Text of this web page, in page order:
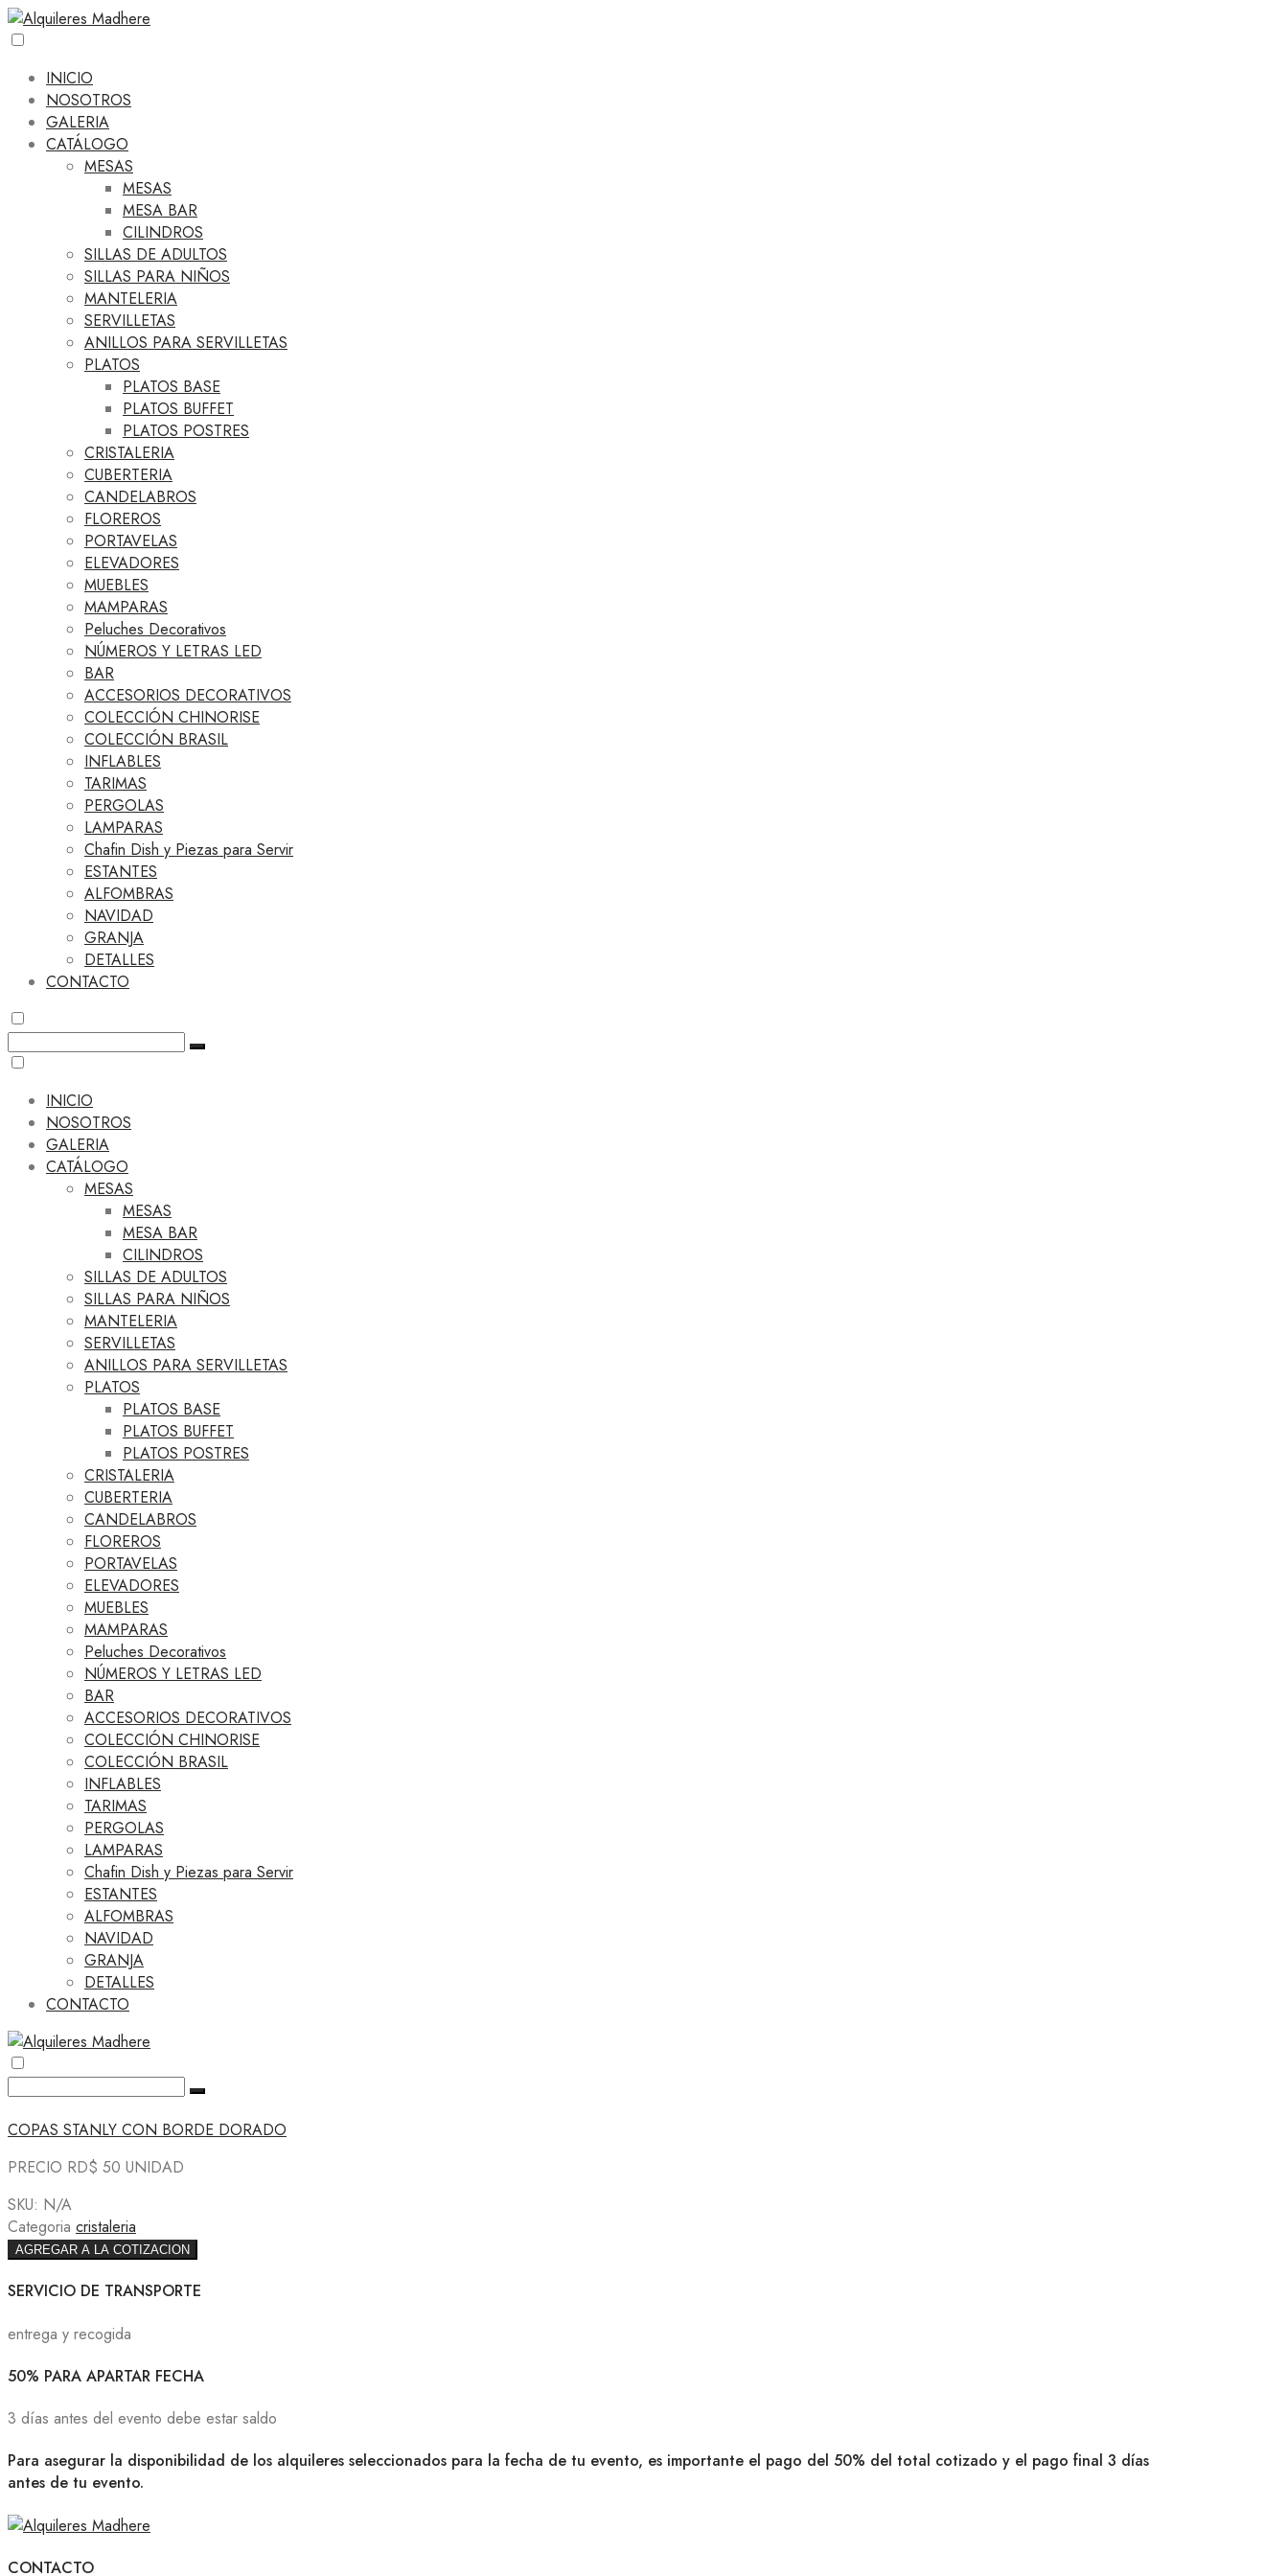
INICIO
NOSOTROS
GALERIA
CATÁLOGO
MESAS
MESAS
MESA BAR
CILINDROS
SILLAS DE ADULTOS
SILLAS PARA NIÑOS
MANTELERIA
SERVILLETAS
ANILLOS PARA SERVILLETAS
PLATOS
PLATOS BASE
PLATOS BUFFET
PLATOS POSTRES
CRISTALERIA
CUBERTERIA
CANDELABROS
FLOREROS
PORTAVELAS
ELEVADORES
MUEBLES
MAMPARAS
Peluches Decorativos
NÚMEROS Y LETRAS LED
BAR
ACCESORIOS DECORATIVOS
COLECCIÓN CHINORISE
COLECCIÓN BRASIL
INFLABLES
TARIMAS
PERGOLAS
LAMPARAS
Chafin Dish y Piezas para Servir
ESTANTES
ALFOMBRAS
NAVIDAD
GRANJA
DETALLES
CONTACTO
INICIO
NOSOTROS
GALERIA
CATÁLOGO
MESAS
MESAS
MESA BAR
CILINDROS
SILLAS DE ADULTOS
SILLAS PARA NIÑOS
MANTELERIA
SERVILLETAS
ANILLOS PARA SERVILLETAS
PLATOS
PLATOS BASE
PLATOS BUFFET
PLATOS POSTRES
CRISTALERIA
CUBERTERIA
CANDELABROS
FLOREROS
PORTAVELAS
ELEVADORES
MUEBLES
MAMPARAS
Peluches Decorativos
NÚMEROS Y LETRAS LED
BAR
ACCESORIOS DECORATIVOS
COLECCIÓN CHINORISE
COLECCIÓN BRASIL
INFLABLES
TARIMAS
PERGOLAS
LAMPARAS
Chafin Dish y Piezas para Servir
ESTANTES
ALFOMBRAS
NAVIDAD
GRANJA
DETALLES
CONTACTO
COPAS STANLY CON BORDE DORADO
PRECIO RD$ 50 UNIDAD
SKU: N/A
Categoria cristaleria
AGREGAR A LA COTIZACION
SERVICIO DE TRANSPORTE
entrega y recogida
50% PARA APARTAR FECHA
3 días antes del evento debe estar saldo
Para asegurar la disponibilidad de los alquileres seleccionados para la fecha de tu evento, es importante el pago del 50% del total cotizado y el pago final 3 días
antes de tu evento.
CONTACTO